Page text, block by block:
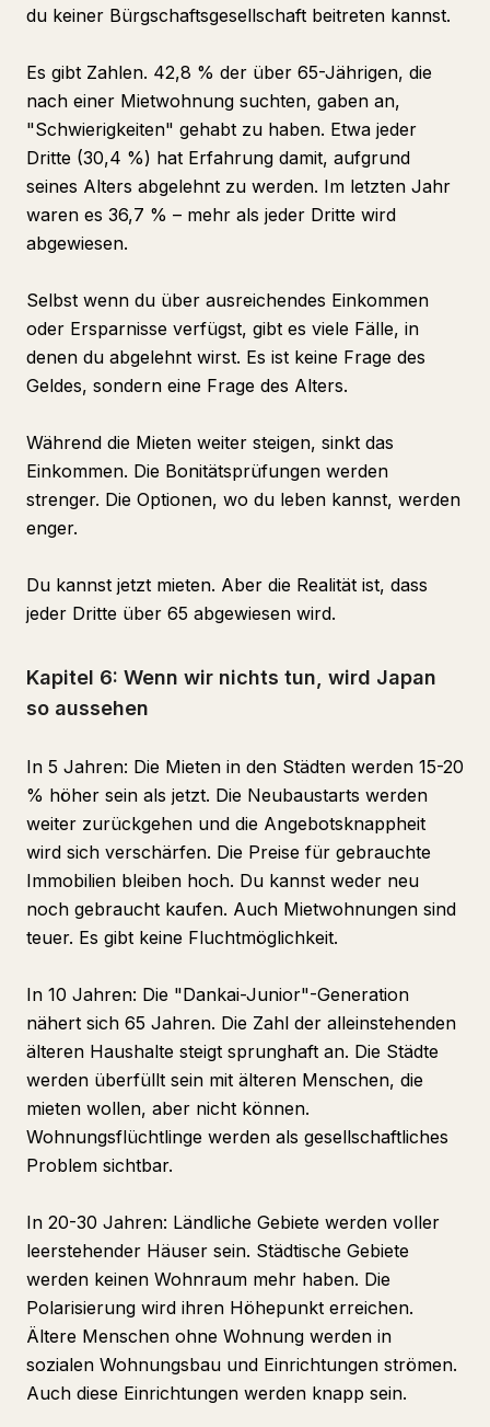
du keiner Bürgschaftsgesellschaft beitreten kannst.
Es gibt Zahlen. 42,8 % der über 65-Jährigen, die
nach einer Mietwohnung suchten, gaben an,
"Schwierigkeiten" gehabt zu haben. Etwa jeder
Dritte (30,4 %) hat Erfahrung damit, aufgrund
seines Alters abgelehnt zu werden. Im letzten Jahr
waren es 36,7 % – mehr als jeder Dritte wird
abgewiesen.
Selbst wenn du über ausreichendes Einkommen
oder Ersparnisse verfügst, gibt es viele Fälle, in
denen du abgelehnt wirst. Es ist keine Frage des
Geldes, sondern eine Frage des Alters.
Während die Mieten weiter steigen, sinkt das
Einkommen. Die Bonitätsprüfungen werden
strenger. Die Optionen, wo du leben kannst, werden
enger.
Du kannst jetzt mieten. Aber die Realität ist, dass
jeder Dritte über 65 abgewiesen wird.
Kapitel 6: Wenn wir nichts tun, wird Japan
so aussehen
In 5 Jahren: Die Mieten in den Städten werden 15-20
% höher sein als jetzt. Die Neubaustarts werden
weiter zurückgehen und die Angebotsknappheit
wird sich verschärfen. Die Preise für gebrauchte
Immobilien bleiben hoch. Du kannst weder neu
noch gebraucht kaufen. Auch Mietwohnungen sind
teuer. Es gibt keine Fluchtmöglichkeit.
In 10 Jahren: Die "Dankai-Junior"-Generation
nähert sich 65 Jahren. Die Zahl der alleinstehenden
älteren Haushalte steigt sprunghaft an. Die Städte
werden überfüllt sein mit älteren Menschen, die
mieten wollen, aber nicht können.
Wohnungsflüchtlinge werden als gesellschaftliches
Problem sichtbar.
In 20-30 Jahren: Ländliche Gebiete werden voller
leerstehender Häuser sein. Städtische Gebiete
werden keinen Wohnraum mehr haben. Die
Polarisierung wird ihren Höhepunkt erreichen.
Ältere Menschen ohne Wohnung werden in
sozialen Wohnungsbau und Einrichtungen strömen.
Auch diese Einrichtungen werden knapp sein.